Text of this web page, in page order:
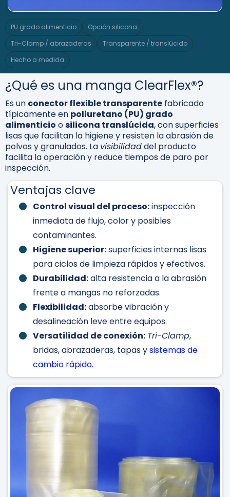
PU grado alimenticio
Opción silicona
Tri-Clamp / abrazaderas
Transparente / translúcido
Hecho a medida
¿Qué es una manga ClearFlex®?
Es un conector flexible transparente fabricado
típicamente en poliuretano (PU) grado
alimenticio osilicona translúcida, con superficies
lisas que facilitan la higiene y resisten la abrasión de
polvos y granulados. La visibilidaddel producto
facilita la operación y reduce tiempos de paro por
inspección.
Ventajas clave
Control visual del proceso:inspección
inmediata de flujo, color y posibles
contaminantes.
Higiene superior:superficies internas lisas
para ciclos de limpieza rápidos y efectivos.
Durabilidad:alta resistencia a la abrasión
frente a mangas no reforzadas.
Flexibilidad:absorbe vibración y
desalineación leve entre equipos.
Versatilidad de conexión: Tri-Clamp,
bridas, abrazaderas, tapas ysistemas de
cambio rápido.